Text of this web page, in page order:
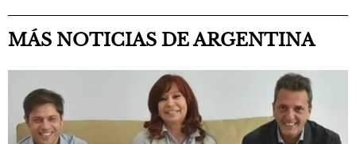
MÁS NOTICIAS DE ARGENTINA